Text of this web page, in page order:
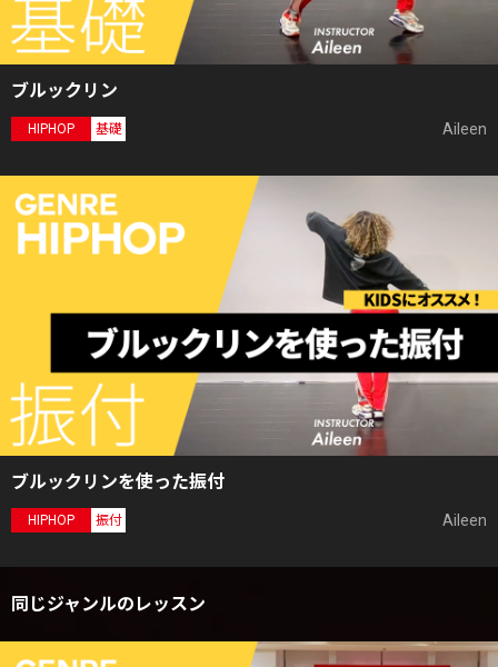
ブルックリン
HIPHOP 基礎 Aileen
ブルックリンを使った振付
HIPHOP 振付 Aileen
同じジャンルのレッスン